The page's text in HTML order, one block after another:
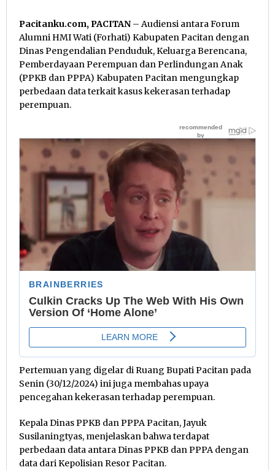
Pacitanku.com, PACITAN – Audiensi antara Forum
Alumni HMI Wati (Forhati) Kabupaten Pacitan dengan
Dinas Pengendalian Penduduk, Keluarga Berencana,
Pemberdayaan Perempuan dan Perlindungan Anak
(PPKB dan PPPA) Kabupaten Pacitan mengungkap
perbedaan data terkait kasus kekerasan terhadap
perempuan.
Pertemuan yang digelar di Ruang Bupati Pacitan pada
Senin (30/12/2024) ini juga membahas upaya
pencegahan kekerasan terhadap perempuan.
Kepala Dinas PPKB dan PPPA Pacitan, Jayuk
Susilaningtyas, menjelaskan bahwa terdapat
perbedaan data antara Dinas PPKB dan PPPA dengan
data dari Kepolisian Resor Pacitan.